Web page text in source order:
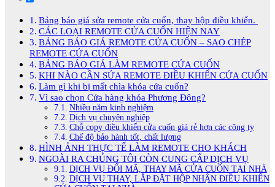
Bảng báo giá sửa remote cửa cuốn, thay hộp điều khiển.
CÁC LOẠI REMOTE CỬA CUỐN HIỆN NAY
BẢNG BÁO GIÁ REMOTE CỬA CUỐN – SAO CHÉP
REMOTE CỬA CUỐN
BẢNG BÁO GIÁ LÀM REMOTE CỬA CUỐN
KHI NÀO CẦN SỬA REMOTE ĐIỀU KHIỂN CỬA CUỐN
Làm gì khi bị mất chìa khóa cửa cuốn?
Vì sao chọn Cửa hàng khóa Phương Đông?
Nhiều năm kinh nghiệm
Dịch vụ chuyên nghiệp
Chỗ copy điều khiển cửa cuốn giá rẻ hơn các công ty
Chế độ bảo hành tốt, chất lượng
HÌNH ẢNH THỰC TẾ LÀM REMOTE CHO KHÁCH
NGOÀI RA CHÚNG TÔI CÒN CUNG CẤP DỊCH VỤ
DỊCH VỤ ĐỔI MÃ, THAY MÃ CỬA CUỐN TẠI NHÀ
DỊCH VỤ THAY, LẮP ĐẶT HỘP NHẬN ĐIỀU KHIỂN